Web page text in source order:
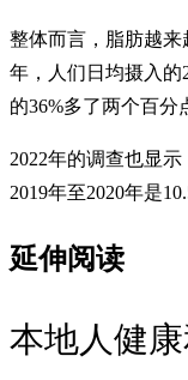
整体而言，脂肪越
年，人们日均摄入的
的36%多了两个百分
2022年的调查也显示
2019年至2020年是
延伸阅读
本地人健